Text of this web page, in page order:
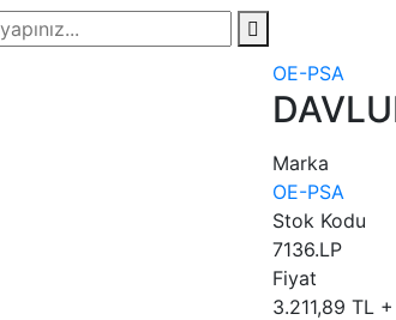
OE-PSA
Marka
OE-PSA
Stok Kodu
7136.LP
Fiyat
3.211,89 TL